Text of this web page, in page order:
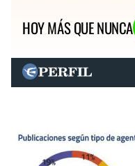
HOY MÁS QUE NUNCA